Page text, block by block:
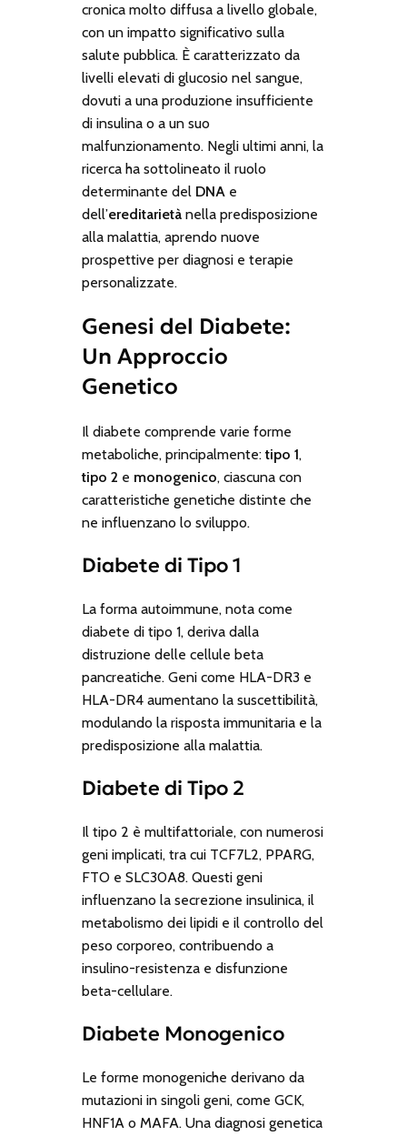
cronica molto diffusa a livello globale,
con un impatto significativo sulla
salute pubblica. È caratterizzato da
livelli elevati di glucosio nel sangue,
dovuti a una produzione insufficiente
di insulina o a un suo
malfunzionamento. Negli ultimi anni, la
ricerca ha sottolineato il ruolo
determinante del DNAe
dell’ereditarietànella predisposizione
alla malattia, aprendo nuove
prospettive per diagnosi e terapie
personalizzate.
Genesi del Diabete:
Un Approccio
Genetico
Il diabete comprende varie forme
metaboliche, principalmente:tipo 1,
tipo 2 e monogenico, ciascuna con
caratteristiche genetiche distinte che
ne influenzano lo sviluppo.
Diabete di Tipo 1
La forma autoimmune, nota come
diabete di tipo 1, deriva dalla
distruzione delle cellule beta
pancreatiche. Geni come HLA-DR3e
HLA-DR4aumentano la suscettibilità,
modulando la risposta immunitaria e la
predisposizione alla malattia.
Diabete di Tipo 2
Il tipo 2 è multifattoriale, con numerosi
geni implicati, tra cui TCF7L2, PPARG,
FTOe SLC30A8. Questi geni
influenzano la secrezione insulinica, il
metabolismo dei lipidi e il controllo del
peso corporeo, contribuendo a
insulino-resistenza e disfunzione
beta-cellulare.
Diabete Monogenico
Le forme monogeniche derivano da
mutazioni in singoli geni, come GCK,
HNF1Ao MAFA. Una diagnosi genetica